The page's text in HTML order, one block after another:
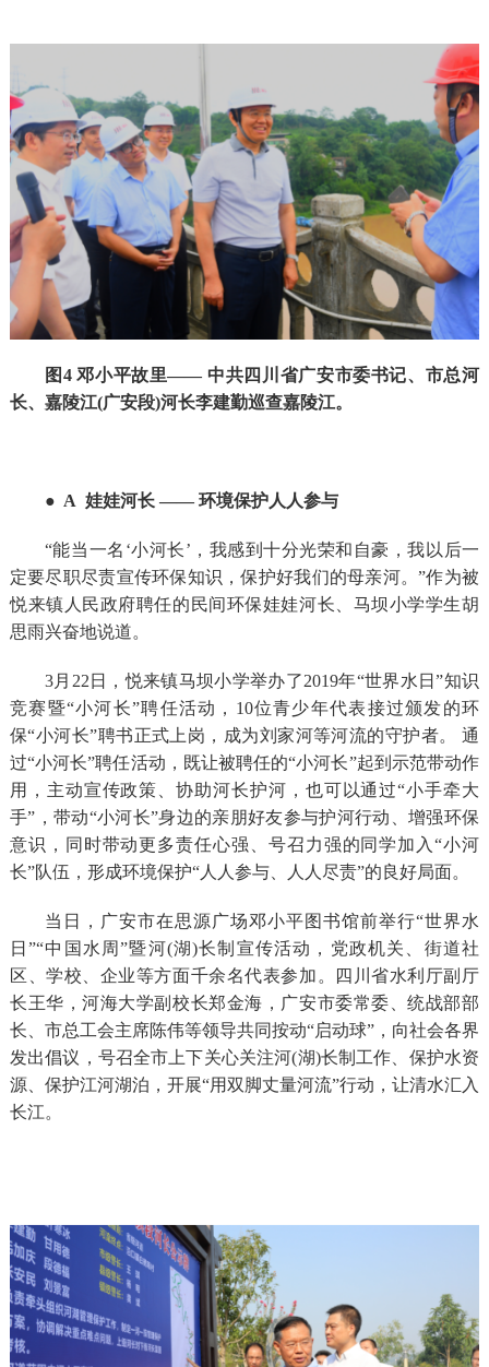
图4 邓小平故里—— 中共四川省广安市委书记、市总河
长、嘉陵江(广安段)河长李建勤巡查嘉陵江。
● A 娃娃河长—— 环境保护人人参与
“能当一名‘小河长’，我感到十分光荣和自豪，我以后一
定要尽职尽责宣传环保知识，保护好我们的母亲河。”作为被
悦来镇人民政府聘任的民间环保娃娃河长、马坝小学学生胡
思雨兴奋地说道。
3月22日，悦来镇马坝小学举办了2019年“世界水日”知识
竞赛暨“小河长”聘任活动，10位青少年代表接过颁发的环
保“小河长”聘书正式上岗，成为刘家河等河流的守护者。 通
过“小河长”聘任活动，既让被聘任的“小河长”起到示范带动作
用，主动宣传政策、协助河长护河，也可以通过“小手牵大
手”，带动“小河长”身边的亲朋好友参与护河行动、增强环保
意识，同时带动更多责任心强、号召力强的同学加入“小河
长”队伍，形成环境保护“人人参与、人人尽责”的良好局面。
当日， 广安市在思源广场邓小平图书馆前举行“世界水
日”“中国水周”暨河(湖)长制宣传活动，党政机关、街道社
区、学校、企业等方面千余名代表参加。四川省水利厅副厅
长王华，河海大学副校长郑金海，广安市委常委、统战部部
长、市总工会主席陈伟等领导共同按动“启动球”，向社会各界
发出倡议，号召全市上下关心关注河(湖)长制工作、保护水资
源、保护江河湖泊，开展“用双脚丈量河流”行动，让清水汇入
长江。